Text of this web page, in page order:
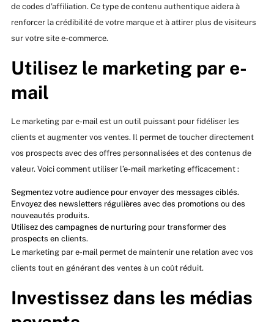
de codes d’affiliation. Ce type de contenu authentique aidera à
renforcer la crédibilité de votre marque et à attirer plus de visiteurs
sur votre site e-commerce.
Utilisez le marketing par e-
mail
Le marketing par e-mail est un outil puissant pour fidéliser les
clients et augmenter vos ventes. Il permet de toucher directement
vos prospects avec des offres personnalisées et des contenus de
valeur. Voici comment utiliser l’e-mail marketing efficacement :
Segmentez votre audience pour envoyer des messages ciblés.
Envoyez des newsletters régulières avec des promotions ou des
nouveautés produits.
Utilisez des campagnes de nurturing pour transformer des
prospects en clients.
Le marketing par e-mail permet de maintenir une relation avec vos
clients tout en générant des ventes à un coût réduit.
Investissez dans les médias